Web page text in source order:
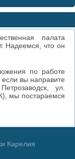
палата
Надеемся, что он
по работе
вы направите
ул.
мы постараемся
Карелия